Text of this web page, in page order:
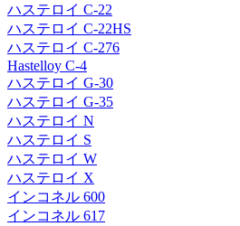
ハステロイ C-22
ハステロイ C-22HS
ハステロイ C-276
Hastelloy C-4
ハステロイ G-30
ハステロイ G-35
ハステロイ N
ハステロイ S
ハステロイ W
ハステロイ X
インコネル 600
インコネル 617